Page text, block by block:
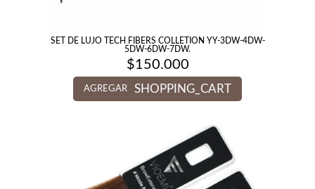
SET DE LUJO TECH FIBERS COLLETION YY-3DW-4DW-
5DW-6DW-7DW.
$150.000
AGREGAR SHOPPING_CART